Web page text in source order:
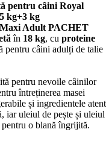
pentru câini Royal
kg+3 kg
Adult PACHET
în 18 kg, cu proteine
pentru câini adulți de talie
pentru nevoile câinilor
întreținerea masei
și ingredientele atent
iar uleiul de pește și uleiul
pentru o blană îngrijită.